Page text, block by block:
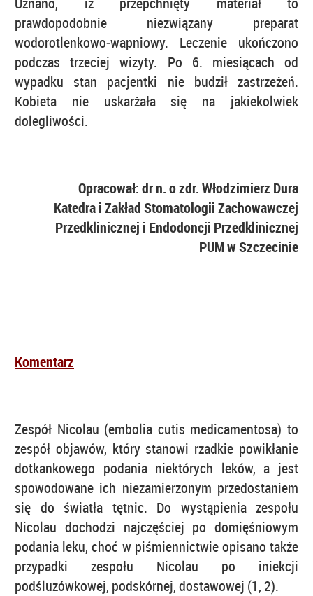
prawdopodobnie niezwiązany preparat
wodorotlenkowo‑wapniowy. Leczenie ukończono
podczas trzeciej wizyty. Po 6. miesiącach od
wypadku stan pacjentki nie budził zastrzeżeń.
Kobieta nie uskarżała się na jakiekolwiek
dolegliwości.
Opracował: dr n. o zdr. Włodzimierz Dura
Katedra i Zakład Stomatologii Zachowawczej
Przedklinicznej i Endodoncji Przedklinicznej
PUM w Szczecinie
Komentarz
Zespół Nicolau (embolia cutis medicamentosa) to
zespół objawów, który stanowi rzadkie powikłanie
dotkankowego podania niektórych leków, a jest
spowodowane ich niezamierzonym przedostaniem
się do światła tętnic. Do wystąpienia zespołu
Nicolau dochodzi najczęściej po domięśniowym
podania leku, choć w piśmiennictwie opisano także
przypadki zespołu Nicolau po iniekcji
podśluzówkowej, podskórnej, dostawowej (1, 2).